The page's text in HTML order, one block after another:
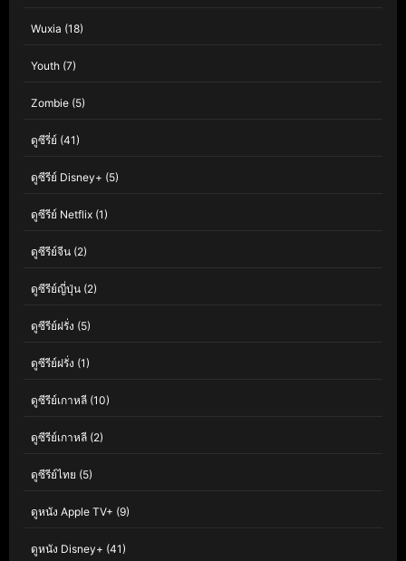
Wuxia (18)
Youth (7)
Zombie (5)
ดูซีรี่ย์ (41)
ดูซีรีย์ Disney+ (5)
ดูซีรีย์ Netflix (1)
ดูซีรีย์จีน (2)
ดูซีรีย์ญี่ปุ่น (2)
ดูซีรีย์ฝรั่ง (5)
ดูซีรีย์ฝรั่ง (1)
ดูซีรีย์เกาหลี (10)
ดูซีรีย์เกาหลี (2)
ดูซีรีย์ไทย (5)
ดูหนัง Apple TV+ (9)
ดูหนัง Disney+ (41)